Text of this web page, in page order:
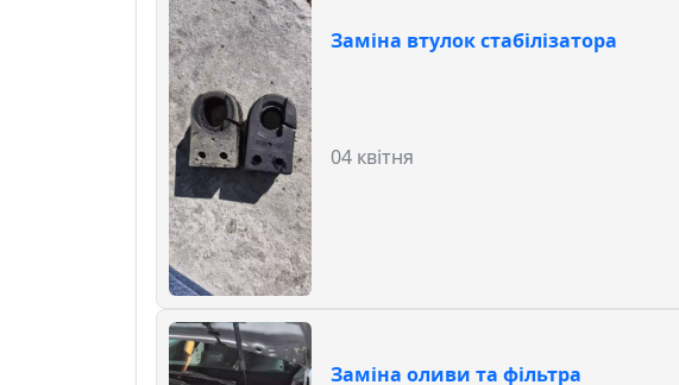
Заміна втулок стабілізатора
04 квітня
Заміна оливи та фільтра